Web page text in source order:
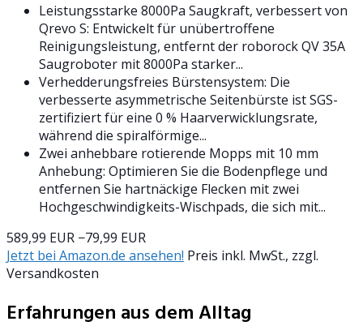
Leistungsstarke 8000Pa Saugkraft, verbessert von
Qrevo S: Entwickelt für unübertroffene
Reinigungsleistung, entfernt der roborock QV 35A
Saugroboter mit 8000Pa starker...
Verhedderungsfreies Bürstensystem: Die
verbesserte asymmetrische Seitenbürste ist SGS-
zertifiziert für eine 0 % Haarverwicklungsrate,
während die spiralförmige...
Zwei anhebbare rotierende Mopps mit 10 mm
Anhebung: Optimieren Sie die Bodenpflege und
entfernen Sie hartnäckige Flecken mit zwei
Hochgeschwindigkeits-Wischpads, die sich mit...
589,99 EUR −79,99 EUR
Jetzt bei Amazon.de ansehen! Preis inkl. MwSt., zzgl.
Versandkosten
Erfahrungen aus dem Alltag